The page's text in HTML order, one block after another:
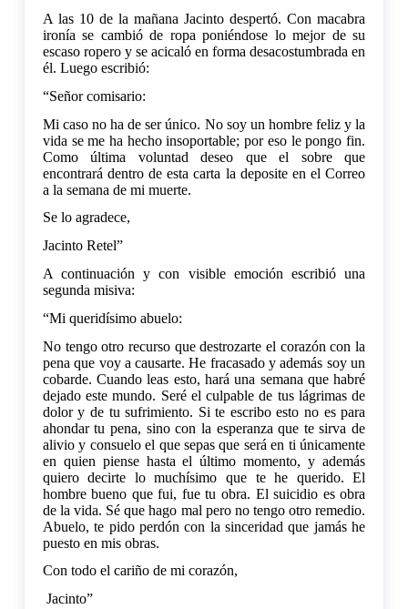
A las 10 de la mañana Jacinto despertó. Con macabra
ironía se cambió de ropa poniéndose lo mejor de su
escaso ropero y se acicaló en forma desacostumbrada en
él. Luego escribió:
“Señor comisario:
Mi caso no ha de ser único. No soy un hombre feliz y la
vida se me ha hecho insoportable; por eso le pongo fin.
Como última voluntad deseo que el sobre que
encontrará dentro de esta carta la deposite en el Correo
a la semana de mi muerte.
Se lo agradece,
Jacinto Retel”
A continuación y con visible emoción escribió una
segunda misiva:
“Mi queridísimo abuelo:
No tengo otro recurso que destrozarte el corazón con la
pena que voy a causarte. He fracasado y además soy un
cobarde. Cuando leas esto, hará una semana que habré
dejado este mundo. Seré el culpable de tus lágrimas de
dolor y de tu sufrimiento. Si te escribo esto no es para
ahondar tu pena, sino con la esperanza que te sirva de
alivio y consuelo el que sepas que será en ti únicamente
en quien piense hasta el último momento, y además
quiero decirte lo muchísimo que te he querido. El
hombre bueno que fui, fue tu obra. El suicidio es obra
de la vida. Sé que hago mal pero no tengo otro remedio.
Abuelo, te pido perdón con la sinceridad que jamás he
puesto en mis obras.
Con todo el cariño de mi corazón,
Jacinto”